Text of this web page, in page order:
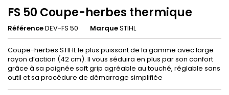
FS 50 Coupe-herbes thermique
RéférenceDEV-FS 50 MarqueSTIHL
Coupe-herbes STIHL le plus puissant de la gamme avec large
rayon d’action (42 cm). Il vous séduira en plus par son confort
grâce à sa poignée soft grip agréable au touché, réglable sans
outil et sa procédure de démarrage simplifiée